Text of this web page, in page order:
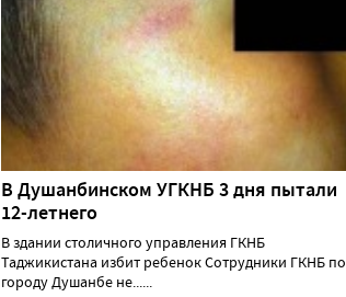
В Душанбинском УГКНБ 3 дня пытали
12-летнего
В здании столичного управления ГКНБ
Таджикистана избит ребенок Сотрудники ГКНБ по
городу Душанбе не......